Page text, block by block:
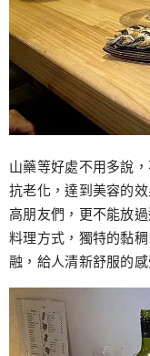
山藥等好處不用多說
抗老化，達到美容的
高朋友們，更不能放
料理方式，獨特的黏
融，給人清新舒服的感